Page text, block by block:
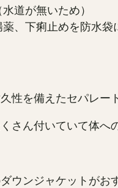
道が無いため）
、下痢止めを防水袋
性を備えたセパレー
さん付いていて体へ
ウンジャケットがお